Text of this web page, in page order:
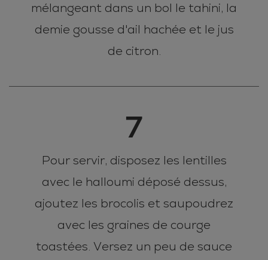
mélangeant dans un bol le tahini, la
demie gousse d'ail hachée et le jus
de citron.
7
Pour servir, disposez les lentilles
avec le halloumi déposé dessus,
ajoutez les brocolis et saupoudrez
avec les graines de courge
toastées. Versez un peu de sauce